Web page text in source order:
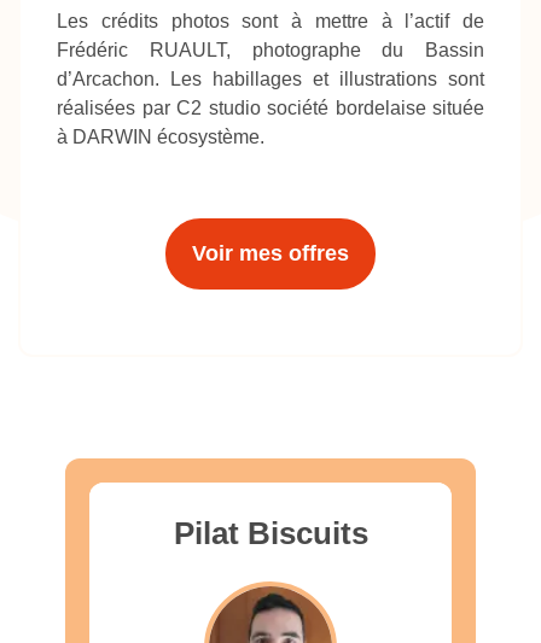
Les crédits photos sont à mettre à l’actif de
Frédéric RUAULT, photographe du Bassin
d’Arcachon. Les habillages et illustrations sont
réalisées par C2 studio société bordelaise située
à DARWIN écosystème.
Voir mes offres
Pilat Biscuits